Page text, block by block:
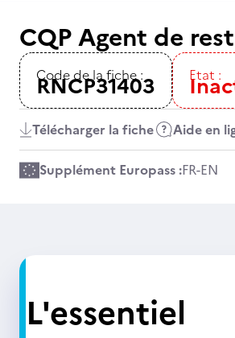
CQP Agent de
Code de la fiche :
RNCP31403 Etat :
Télécharger la fiche Aide en
Supplément Europass :FR-EN
L'essentiel